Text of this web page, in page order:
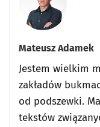
Mateusz Adamek
Jestem wielkim
zakładów
od podszewki.
tekstów